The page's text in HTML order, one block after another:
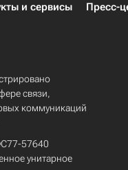
и сервисы Пресс-
связи,
коммуникаций
57640
унитарное